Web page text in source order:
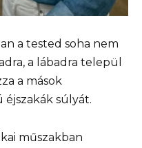
a tested soha nem
a lábadra települ
a mások
súlyát.
műszakban